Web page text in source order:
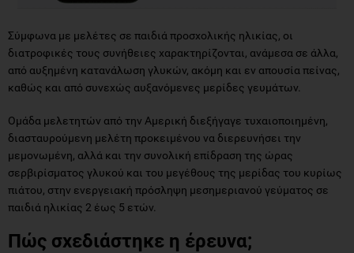
Σύμφωνα με μελέτες σε παιδιά προσχολικής ηλικίας, οι
διατροφικές τους συνήθειες χαρακτηρίζονται, ανάμεσα σε άλλα,
από αυξημένη κατανάλωση γλυκών, ακόμη και εν απουσία πείνας,
καθώς και από συνεχώς αυξανόμενες μερίδες γευμάτων.
Ομάδα μελετητών από την Αμερική διεξήγαγε τυχαιοποιημένη,
διασταυρούμενη μελέτη προκειμένου να διερευνήσει την
μεμονωμένη, αλλά και την συνολική επίδραση της ώρας
σερβιρίσματος γλυκού και του μεγέθους της μερίδας του κυρίως
πιάτου, στην ενεργειακή πρόσληψη μεσημεριανού γεύματος σε
παιδιά ηλικίας 2 έως 5 ετών.
Πώς σχεδιάστηκε η έρευνα;